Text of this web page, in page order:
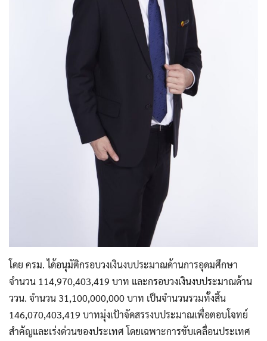
โดย ครม. ได้อนุมัติกรอบวงเงินงบประมาณด้านการอุดมศึกษา
จำนวน 114,970,403,419 บาท และกรอบวงเงินงบประมาณด้าน
ววน. จำนวน 31,100,000,000 บาท เป็นจำนวนรวมทั้งสิ้น
146,070,403,419 บาทมุ่งเป้าจัดสรรงบประมาณเพื่อตอบโจทย์
สำคัญและเร่งด่วนของประเทศ โดยเฉพาะการขับเคลื่อนประเทศ